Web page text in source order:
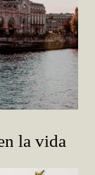
la vida